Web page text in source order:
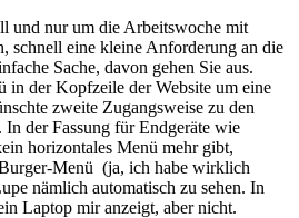
und nur um die Arbeitswoche mit
schnell eine kleine Anforderung an die
Sache, davon gehen Sie aus.
in der Kopfzeile der Website um eine
zweite Zugangsweise zu den
In der Fassung für Endgeräte wie
horizontales Menü mehr gibt,
Menü (ja, ich habe wirklich
nämlich automatisch zu sehen. In
Laptop mir anzeigt, aber nicht.